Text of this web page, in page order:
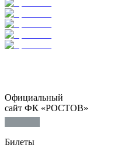
Официальный
сайт ФК «РОСТОВ»
Билеты